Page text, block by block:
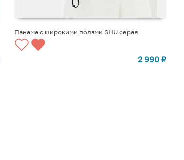
СООБЩИТЬ О ПОСТУПЛЕНИИ
Панама с широкими полями SHU серая
2 990 ₽